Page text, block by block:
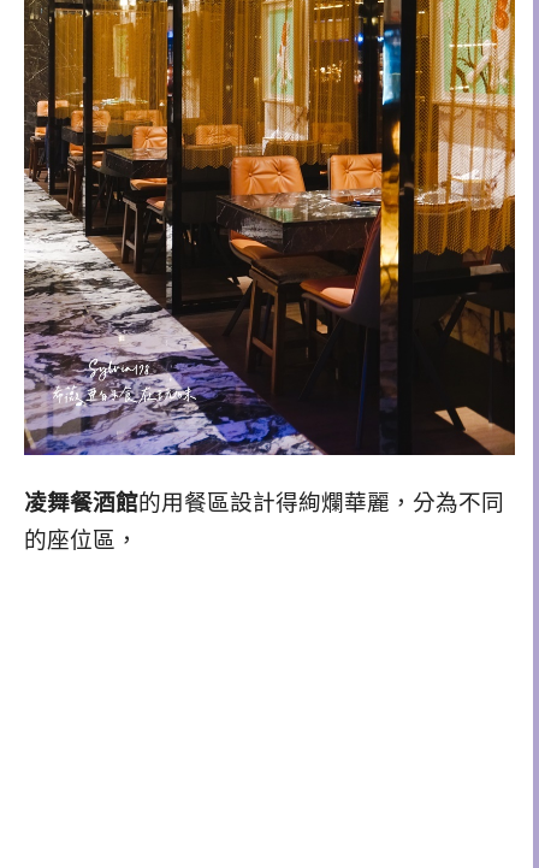
凌舞餐酒館的用餐區設計得絢爛華麗，分為不同
的座位區，